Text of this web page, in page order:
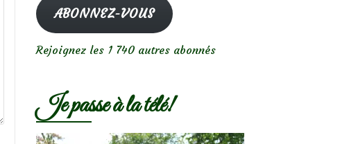
mailABONNEZ-VOUS
Rejoignez les 1 740 autres abonnés
Je passe à la télé!